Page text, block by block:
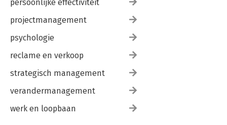
persoonlijke effectiviteit
projectmanagement
psychologie
reclame en verkoop
strategisch management
verandermanagement
werk en loopbaan